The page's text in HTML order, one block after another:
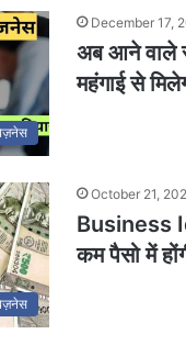
December 17,
अब आने वाले
महंगाई से
October 21,
Business
कम पैसो में